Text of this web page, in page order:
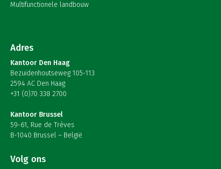
Multifunctionele landbouw
Adres
Kantoor Den Haag
Bezuidenhoutseweg 105-113
2594 AC Den Haag
+31 (0)70 338 2700
Kantoor Brussel
59-61, Rue de Trèves
B-1040 Brussel – België
Volg ons